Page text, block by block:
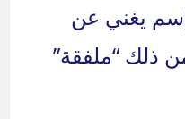
يغني عن
ذلك “ملفقة”